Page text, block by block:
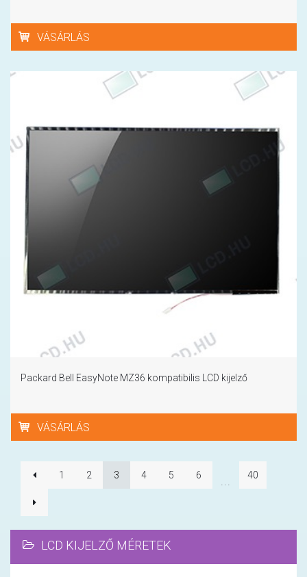
VÁSÁRLÁS
Packard Bell EasyNote MZ36 kompatibilis LCD kijelző
VÁSÁRLÁS
1 2 3 4 5 6 ... 40
LCD KIJELZŐ MÉRETEK